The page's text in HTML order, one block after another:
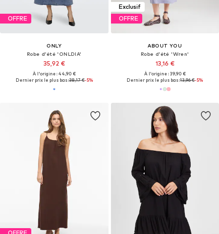
OFFRE
ONLY
Robe d’été 'ONLDIA'
35,92 €
À l'origine : 44,90 €
Dernier prix le plus bas :38,17 €-5%
Exclusif
OFFRE
ABOUT YOU
Robe d’été 'Wren'
13,16 €
À l'origine : 39,90 €
Dernier prix le plus bas :13,96 €-5%